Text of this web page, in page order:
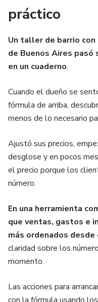
práctico
Un taller de barrio
de Buenos Aires
en un cuaderno.
Cuando el dueño se
fórmula de arriba,
menos de lo necesario
Ajustó sus precios,
desglose y en pocos
el precio porque los
número.
En una herramienta
que ventas, gastos e
más ordenados
claridad sobre los
momento.
Las acciones para